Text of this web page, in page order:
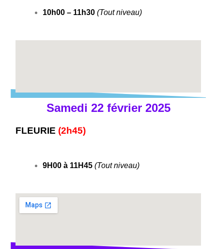
10h00 – 11h30(Tout niveau)
Samedi 22 février 2025
FLEURIE (2h45)
9H00 à 11H45(Tout niveau)